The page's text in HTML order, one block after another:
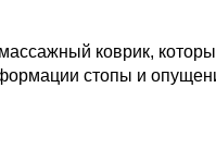
коврик,
стопы и